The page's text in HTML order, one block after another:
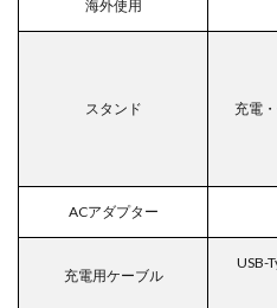
海外使用
スタンド 充電
ACアダプター
充電用ケーブル
USB-